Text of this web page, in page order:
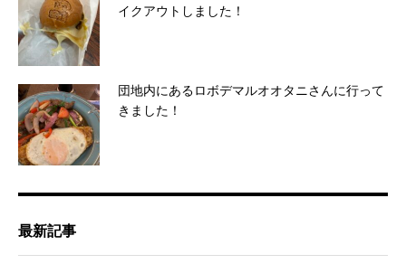
イクアウトしました！
団地内にあるロボデマルオオタニさんに行って
きました！
最新記事